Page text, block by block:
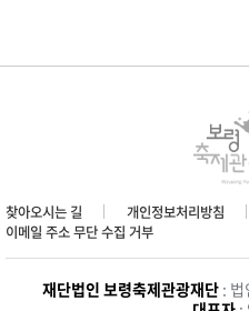
찾아오시는 길 개인정보처리방침
이메일 주소 무단 수집 거부
재단법인 보령축제관광재단 :